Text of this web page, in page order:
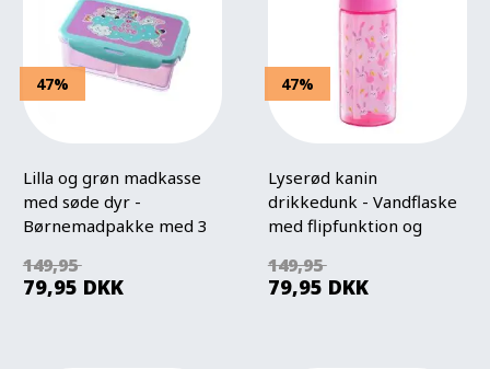
47%
Lilla og grøn madkasse
med søde dyr -
Børnemadpakke med 3
149,95
79,95 DKK
47%
Lyserød kanin
drikkedunk - Vandflaske
med flipfunktion og
149,95
79,95 DKK